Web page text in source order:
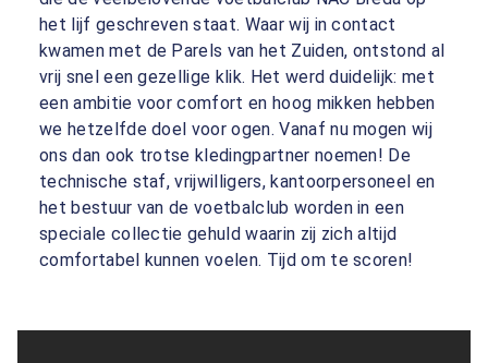
het lijf geschreven staat. Waar wij in contact
kwamen met de Parels van het Zuiden, ontstond al
vrij snel een gezellige klik. Het werd duidelijk: met
een ambitie voor comfort en hoog mikken hebben
we hetzelfde doel voor ogen. Vanaf nu mogen wij
ons dan ook trotse kledingpartner noemen! De
technische staf, vrijwilligers, kantoorpersoneel en
het bestuur van de voetbalclub worden in een
speciale collectie gehuld waarin zij zich altijd
comfortabel kunnen voelen. Tijd om te scoren!